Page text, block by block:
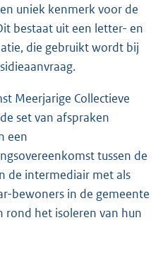
uniek kenmerk voor de
bestaat uit een letter- en
die gebruikt wordt bij
Meerjarige Collectieve
set van afspraken
een
tussen de
de intermediair met als
bewoners in de gemeente
rond het isoleren van hun